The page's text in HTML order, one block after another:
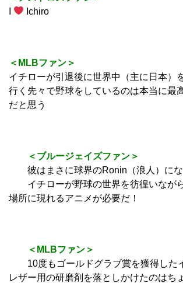
Ichiro
＜MLBファン＞
イチローが引退後に世界中（主に日本）
行く先々で野球をしているのは本当に最
だと思う
＜ブルージェイズファン＞
彼はまさに球界のRonin（浪人）にな
イチローが野球の世界を彷徨いなが
場所に現れるアニメが必要だ！
＜MLBファン＞
10度もゴールドグラブ賞を獲得した
レザー用の研磨剤を落としかけたのはち